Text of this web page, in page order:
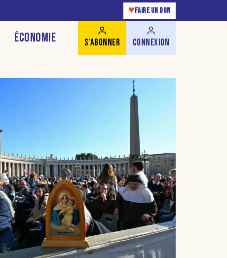
♥ FAIRE UN DON
ÉCONOMIE S'ABONNER CONNEXION